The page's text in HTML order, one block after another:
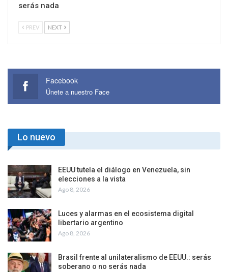
serás nada
PREV NEXT
Facebook
Únete a nuestro Face
Lo nuevo
EEUU tutela el diálogo en Venezuela, sin
elecciones a la vista
Ago 8, 2026
Luces y alarmas en el ecosistema digital
libertario argentino
Ago 8, 2026
Brasil frente al unilateralismo de EEUU.: serás
soberano o no serás nada